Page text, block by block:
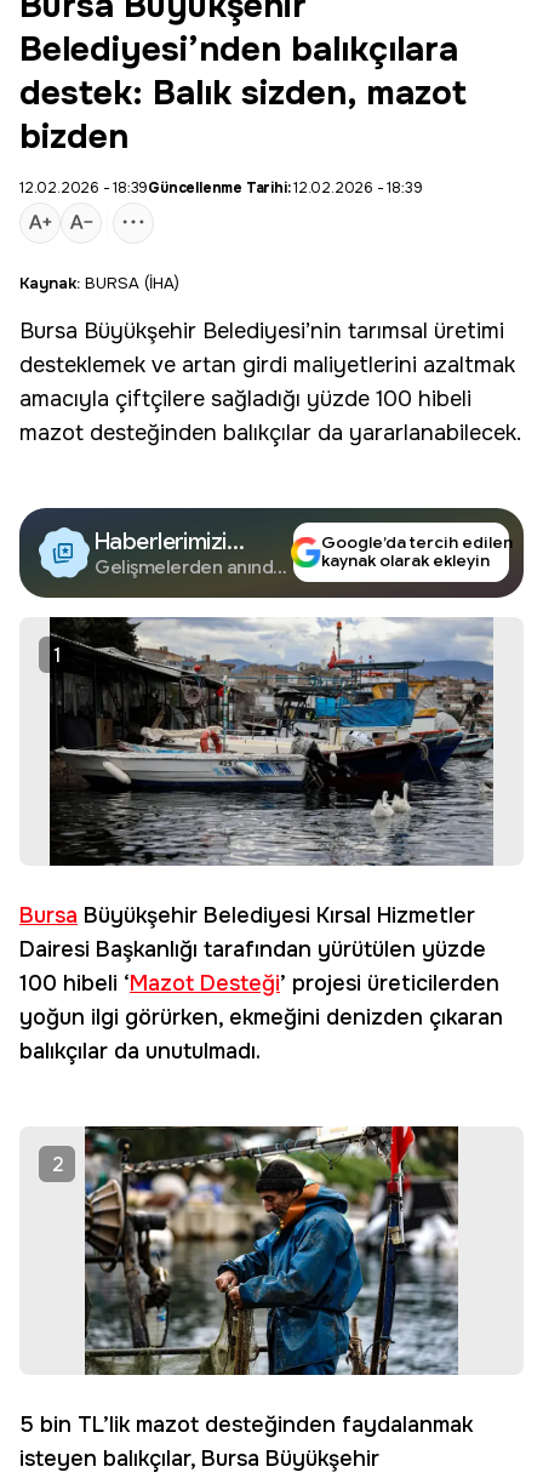
Belediyesi’nden balıkçılara
destek: Balık sizden, mazot
bizden
12.02.2026 - 18:39Güncellenme Tarihi:12.02.2026 - 18:39
Kaynak: BURSA (İHA)
Bursa Büyükşehir Belediyesi’nin tarımsal üretimi
desteklemek ve artan girdi maliyetlerini azaltmak
amacıyla çiftçilere sağladığı yüzde 100 hibeli
mazot desteğinden balıkçılar da yararlanabilecek.
Haberlerimizi
Google'da Takip
Edin
Gelişmelerden anında
Google’da tercih edilen
kaynak olarak ekleyin
1
Bursa Büyükşehir Belediyesi Kırsal Hizmetler
Dairesi Başkanlığı tarafından yürütülen yüzde
100 hibeli ‘Mazot Desteği’ projesi üreticilerden
yoğun ilgi görürken, ekmeğini denizden çıkaran
balıkçılar da unutulmadı.
2
5 bin TL’lik mazot desteğinden faydalanmak
isteyen balıkçılar, Bursa Büyükşehir